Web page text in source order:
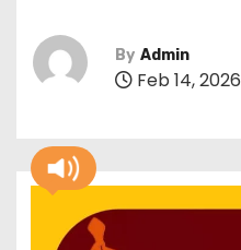
By Admin
Feb 14, 2026